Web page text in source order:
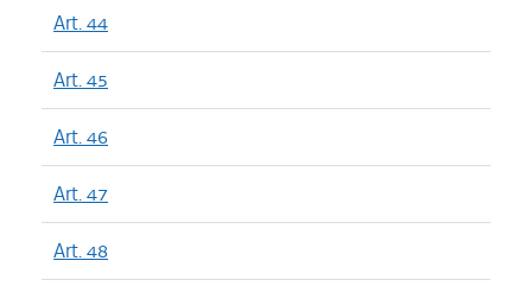
Art. 44
Art. 45
Art. 46
Art. 47
Art. 48